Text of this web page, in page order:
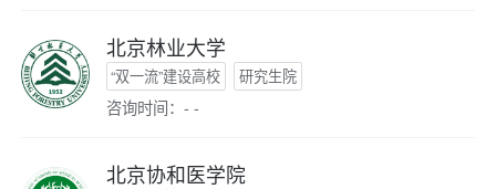
北京林业大学
“双一流”建设高校 研究生院
咨询时间：- -
北京协和医学院